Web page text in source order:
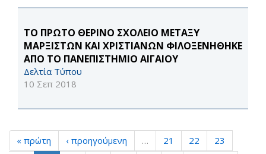
ΤΟ ΠΡΩΤΟ ΘΕΡΙΝΟ ΣΧΟΛΕΙΟ ΜΕΤΑΞΥ
ΜΑΡΞΙΣΤΩΝ ΚΑΙ ΧΡΙΣΤΙΑΝΩΝ ΦΙΛΟΞΕΝΗΘΗΚΕ
ΑΠΟ ΤΟ ΠΑΝΕΠΙΣΤΗΜΙΟ ΑΙΓΑΙΟΥ
Δελτία Τύπου
10 Σεπ 2018
« πρώτη ‹ προηγούμενη … 21 22
23